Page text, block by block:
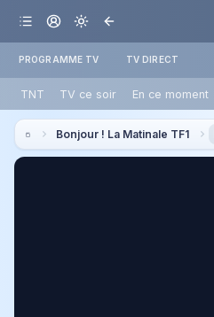
PROGRAMME TV TV DIRECT
TNT TV ce soir En ce moment
Bonjour ! La Matinale TF1